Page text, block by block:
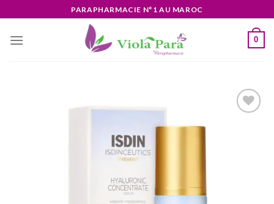
to
content
PARAPHARMACIE N°1 AU MAROC
0